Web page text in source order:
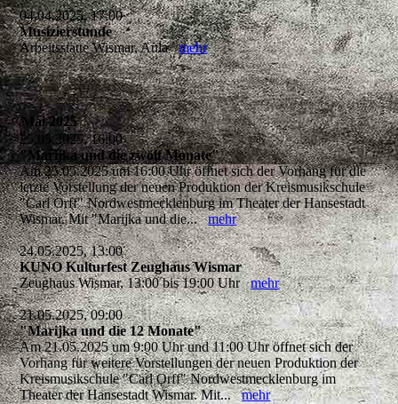
04.04.2025, 17:00
Musizierstunde
Arbeitsstätte Wismar, Aulamehr
Mai 2025
25.05.2025, 16:00
"Marijka und die zwölf Monate"
Am 25.05.2025 um 16:00 Uhr öffnet sich der Vorhang für die
letzte Vorstellung der neuen Produktion der Kreismusikschule
"Carl Orff" Nordwestmecklenburg im Theater der Hansestadt
Wismar. Mit "Marijka und die...mehr
24.05.2025, 13:00
KUNO Kulturfest Zeughaus Wismar
Zeughaus Wismar, 13:00 bis 19:00 Uhrmehr
21.05.2025, 09:00
"Marijka und die 12 Monate"
Am 21.05.2025 um 9:00 Uhr und 11:00 Uhr öffnet sich der
Vorhang für weitere Vorstellungen der neuen Produktion der
Kreismusikschule "Carl Orff" Nordwestmecklenburg im
Theater der Hansestadt Wismar. Mit...mehr